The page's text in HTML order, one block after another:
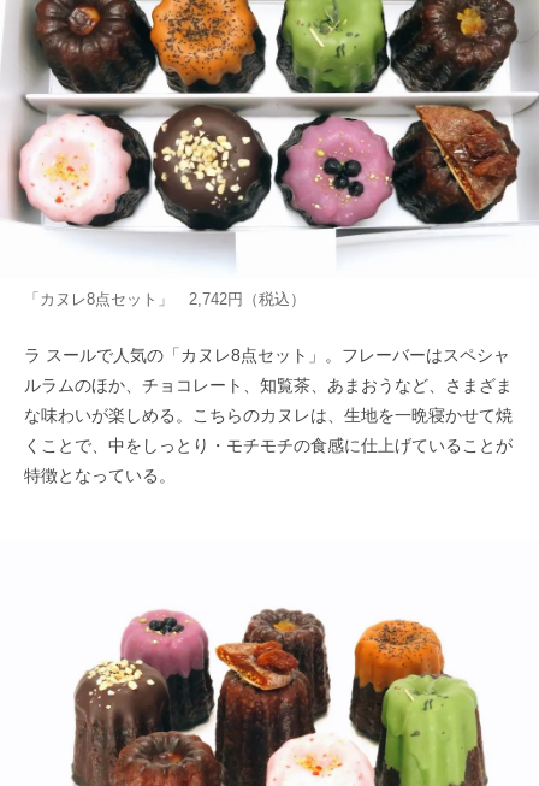
「カヌレ8点セット」 2,742円（税込）
ラ スールで人気の「カヌレ8点セット」。フレーバーはスペシャ
ルラムのほか、チョコレート、知覧茶、あまおうなど、さまざま
な味わいが楽しめる。こちらのカヌレは、生地を一晩寝かせて焼
くことで、中をしっとり・モチモチの食感に仕上げていることが
特徴となっている。